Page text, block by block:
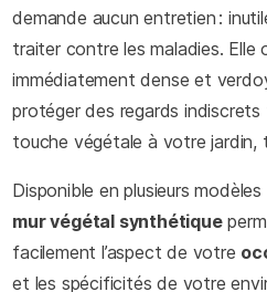
demande aucun entretien :
traiter contre les maladies. Elle
immédiatement dense et
protéger des regards
touche végétale à votre jardin,
Disponible en plusieurs
mur végétal synthétique
facilement l’aspect de votre
et les spécificités de votre